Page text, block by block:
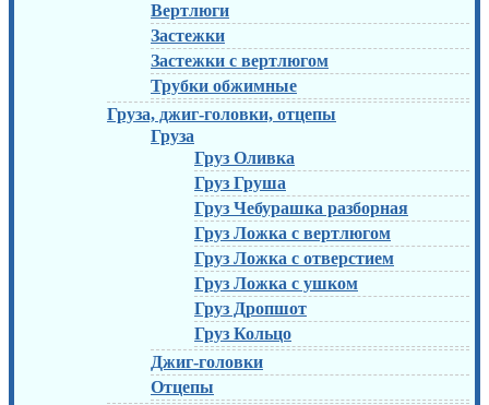
Вертлюги
Застежки
Застежки с вертлюгом
Трубки обжимные
Груза, джиг-головки, отцепы
Груза
Груз Оливка
Груз Груша
Груз Чебурашка разборная
Груз Ложка с вертлюгом
Груз Ложка с отверстием
Груз Ложка с ушком
Груз Дропшот
Груз Кольцо
Джиг-головки
Отцепы